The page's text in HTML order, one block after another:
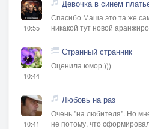
10:55
Девочка в синем
Спасибо Маша это та же
никакой тут новой
10:44
Странный странник
Оценила юмор.)))
10:41
Любовь на раз
Очень "на любителя". Но
не потому, что